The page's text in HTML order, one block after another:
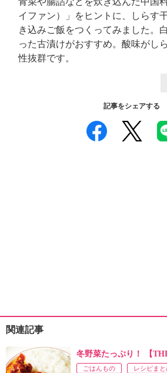
イファン）」をヒントに、しらす
き込みご飯をつくってみました。
った古漬けがおすすめ。酸味がし
性抜群です。
記事をシェアする
関連記事
冬野菜たっぷり！ 【
ごはんもの レシピまと